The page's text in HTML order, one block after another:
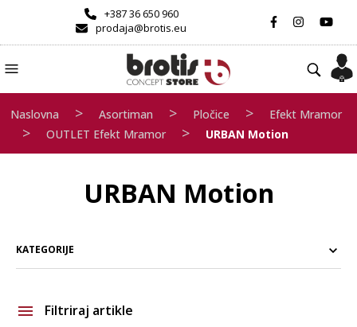
+387 36 650 960
prodaja@brotis.eu
Naslovna > Asortiman > Pločice > Efekt Mramor
> OUTLET Efekt Mramor > URBAN Motion
URBAN Motion
KATEGORIJE
Filtriraj artikle